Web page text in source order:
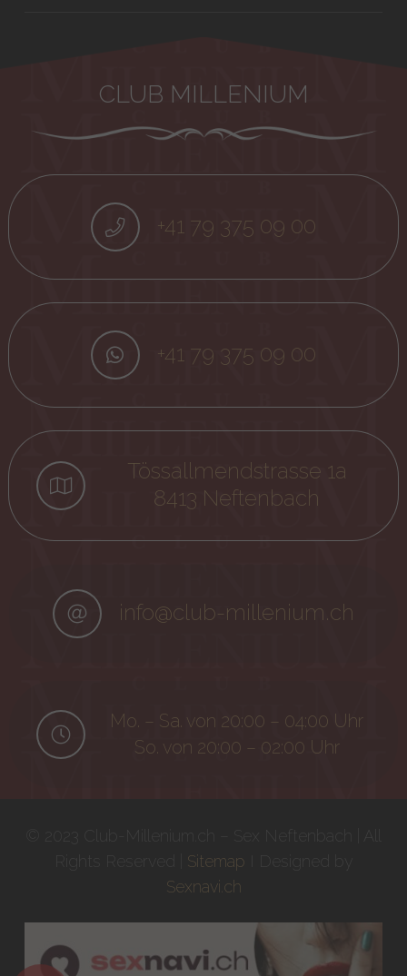
CLUB MILLENIUM
+41 79 375 09 00
+41 79 375 09 00
Tössallmendstrasse 1a
8413 Neftenbach
info@club-millenium.ch
Mo. – Sa. von 20:00 – 04:00 Uhr
So. von 20:00 – 02:00 Uhr
Sitemap
Sexnavi.ch